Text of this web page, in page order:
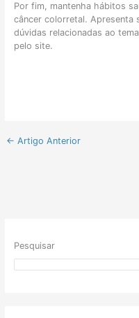
Por fim, mantenha hábitos
câncer colorretal. Apresenta
dúvidas relacionadas ao
pelo site.
← Artigo Anterior
Pesquisar